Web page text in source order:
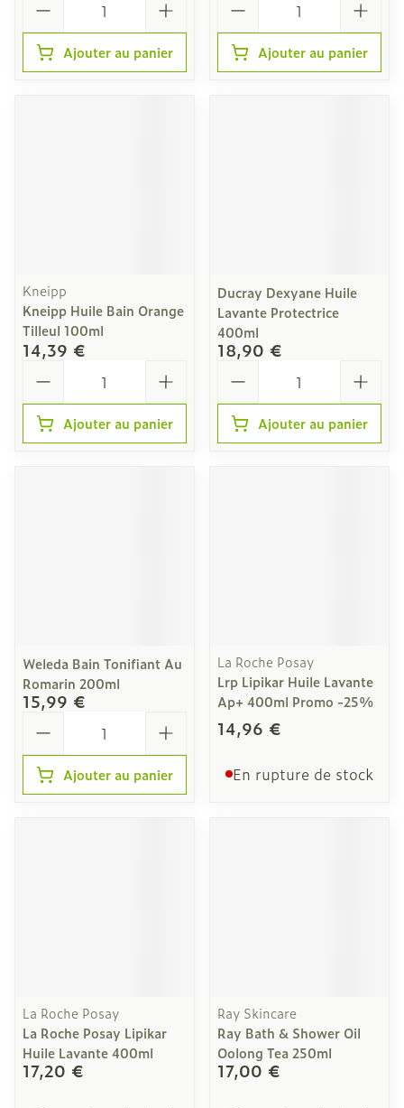
Ajouter au panier Ajouter au panier
Kneipp
Kneipp Huile Bain Orange
Tilleul 100ml
14,39 €
Ajouter au panier
Ducray Dexyane Huile
Lavante Protectrice
400ml
18,90 €
Ajouter au panier
Weleda Bain Tonifiant Au
Romarin 200ml
15,99 €
Ajouter au panier
La Roche Posay
Lrp Lipikar Huile Lavante
Ap+ 400ml Promo -25%
14,96 €
En rupture de stock
La Roche Posay
La Roche Posay Lipikar
Huile Lavante 400ml
17,20 €
Ray Skincare
Ray Bath & Shower Oil
Oolong Tea 250ml
17,00 €